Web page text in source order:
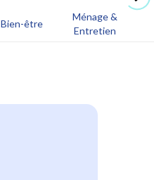
Bien-être
Ménage &
Entretien